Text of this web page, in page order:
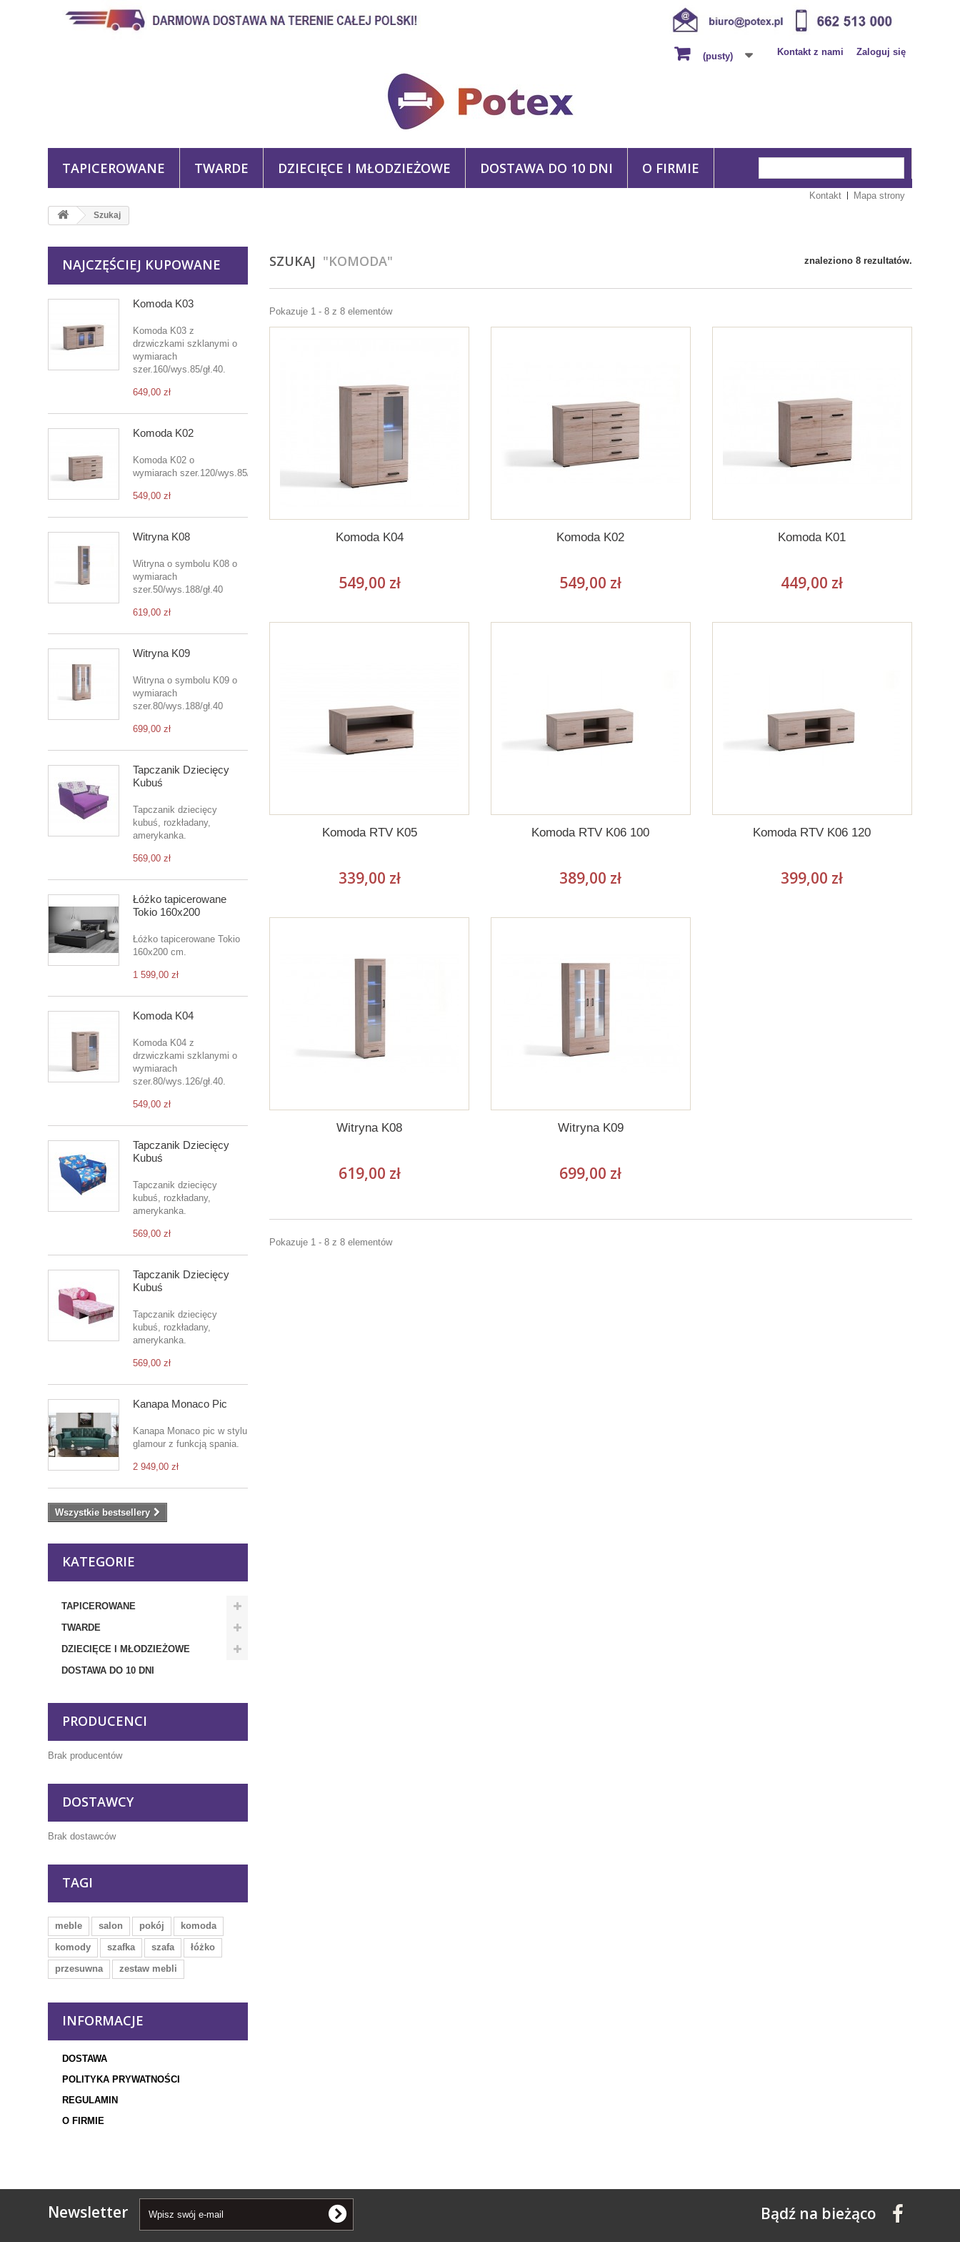
Zaloguj się
Kontakt z nami
(pusty)
TAPICEROWANE TWARDE DZIECIĘCE I MŁODZIEŻOWE DOSTAWA DO 10 DNI O FIRMIE
Kontakt Mapa strony
Szukaj
NAJCZĘŚCIEJ KUPOWANE
Komoda K03
Komoda K03 z
drzwiczkami szklanymi o
wymiarach
szer.160/wys.85/gł.40.
649,00 zł
Komoda K02
Komoda K02 o
wymiarach szer.120/wys.85/gł.40
549,00 zł
Witryna K08
Witryna o symbolu K08 o
wymiarach
szer.50/wys.188/gł.40
619,00 zł
Witryna K09
Witryna o symbolu K09 o
wymiarach
szer.80/wys.188/gł.40
699,00 zł
Tapczanik Dziecięcy
Kubuś
Tapczanik dziecięcy
kubuś, rozkładany,
amerykanka.
569,00 zł
Łóżko tapicerowane
Tokio 160x200
Łóżko tapicerowane Tokio
160x200 cm.
1 599,00 zł
Komoda K04
Komoda K04 z
drzwiczkami szklanymi o
wymiarach
szer.80/wys.126/gł.40.
549,00 zł
Tapczanik Dziecięcy
Kubuś
Tapczanik dziecięcy
kubuś, rozkładany,
amerykanka.
569,00 zł
Tapczanik Dziecięcy
Kubuś
Tapczanik dziecięcy
kubuś, rozkładany,
amerykanka.
569,00 zł
Kanapa Monaco Pic
Kanapa Monaco pic w stylu
glamour z funkcją spania.
2 949,00 zł
Wszystkie bestsellery
KATEGORIE
TAPICEROWANE
TWARDE
DZIECIĘCE I MŁODZIEŻOWE
DOSTAWA DO 10 DNI
PRODUCENCI
Brak producentów
DOSTAWCY
Brak dostawców
TAGI
meble salon pokój
komoda
komody
szafka szafa
łóżko
przesuwna
zestaw mebli
INFORMACJE
DOSTAWA
POLITYKA PRYWATNOŚCI
REGULAMIN
O FIRMIE
SZUKAJ "KOMODA" znaleziono 8 rezultatów.
Pokazuje 1 - 8 z 8 elementów
Komoda K04
549,00 zł
Komoda K02
549,00 zł
Komoda K01
449,00 zł
Komoda RTV K05
339,00 zł
Komoda RTV K06 100
389,00 zł
Komoda RTV K06 120
399,00 zł
Witryna K08
619,00 zł
Witryna K09
699,00 zł
Pokazuje 1 - 8 z 8 elementów
Newsletter Bądź na bieżąco